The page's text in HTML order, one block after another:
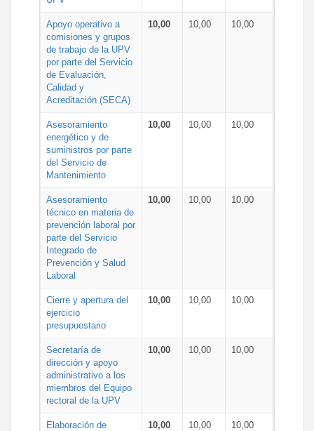
Apoyo operativo a
comisiones y grupos
de trabajo de la UPV
por parte del Servicio
de Evaluación,
Calidad y
Acreditación (SECA)
10,00 10,00 10,00
Asesoramiento
energético y de
suministros por parte
del Servicio de
Mantenimiento
10,00 10,00 10,00
Asesoramiento
técnico en materia de
prevención laboral por
parte del Servicio
Integrado de
Prevención y Salud
Laboral
10,00 10,00 10,00
Cierre y apertura del
ejercicio
presupuestario
10,00 10,00 10,00
Secretaría de
dirección y apoyo
administrativo a los
miembros del Equipo
rectoral de la UPV
10,00 10,00 10,00
Elaboración de
10,00 10,00 10,00